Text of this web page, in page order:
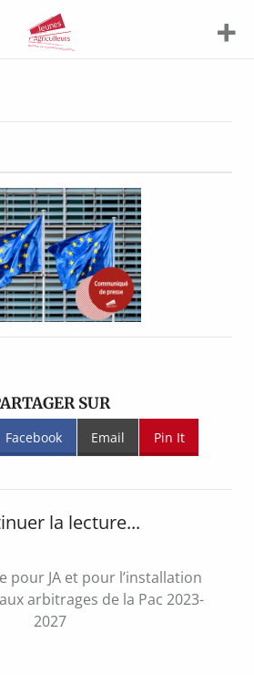
SUR
Facebook Email Pin It
la lecture...
pour JA et pour l’installation
arbitrages de la Pac 2023-
2027